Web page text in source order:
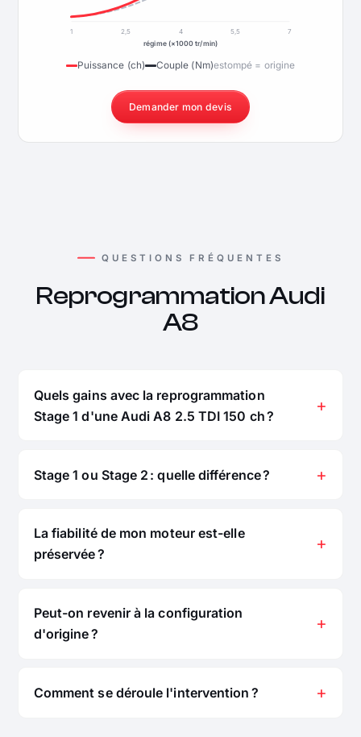
1 2,5 4 5,5
7
régime (×1000 tr/min)
Puissance (ch) Couple (Nm)estompé = origine
Demander mon devis
QUESTIONS FRÉQUENTES
Reprogrammation Audi
A8
Quels gains avec la reprogrammation
Stage 1 d'une Audi A8 2.5 TDI 150 ch ?
Stage 1 ou Stage 2 : quelle différence ?
La fiabilité de mon moteur est-elle
préservée ?
Peut-on revenir à la configuration
d'origine ?
Comment se déroule l'intervention ?